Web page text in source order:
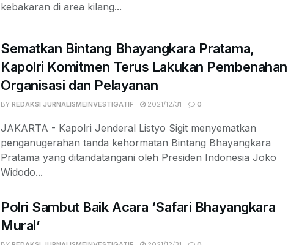
kebakaran di area kilang...
Sematkan Bintang Bhayangkara Pratama,
Kapolri Komitmen Terus Lakukan Pembenahan
Organisasi dan Pelayanan
BY REDAKSI JURNALISMEINVESTIGATIF 2021/12/31 0
JAKARTA - Kapolri Jenderal Listyo Sigit menyematkan
penganugerahan tanda kehormatan Bintang Bhayangkara
Pratama yang ditandatangani oleh Presiden Indonesia Joko
Widodo...
Polri Sambut Baik Acara ‘Safari Bhayangkara
Mural’